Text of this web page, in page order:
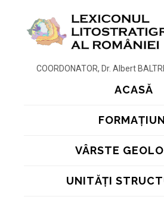
COORDONATOR, Dr. Albert
ACASĂ
VÂRSTE
UNITĂȚI